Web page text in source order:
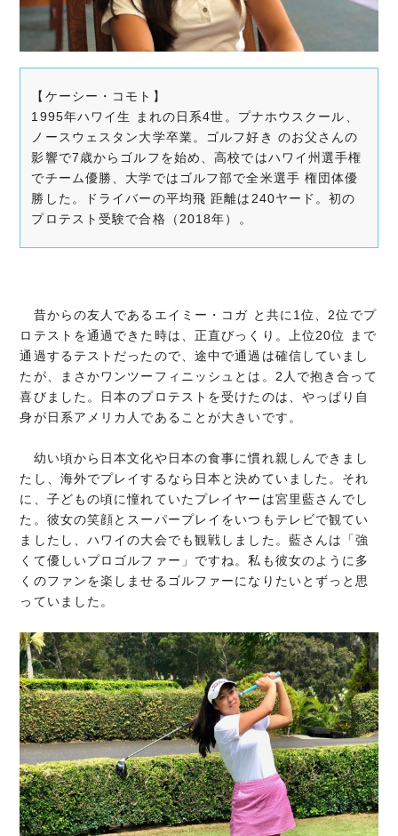
【ケーシー・コモト】
1995年ハワイ生 まれの日系4世。プナホウスクール、
ノースウェスタン大学卒業。ゴルフ好き のお父さんの
影響で7歳からゴルフを始め、高校ではハワイ州選手権
でチーム優勝、大学ではゴルフ部で全米選手 権団体優
勝した。ドライバーの平均飛 距離は240ヤード。初の
プロテスト受験で合格（2018年）。
昔からの友人であるエイミー・コガ と共に1位、2位でプ
ロテストを通過できた時は、正直びっくり。上位20位 まで
通過するテストだったので、途中で通過は確信していまし
たが、まさかワンツーフィニッシュとは。2人で抱き合って
喜びました。日本のプロテストを受けたのは、やっぱり自
身が日系アメリカ人であることが大きいです。
幼い頃から日本文化や日本の食事に慣れ親しんできまし
たし、海外でプレイするなら日本と決めていました。それ
に、子どもの頃に憧れていたプレイヤーは宮里藍さんでし
た。彼女の笑顔とスーパープレイをいつもテレビで観てい
ましたし、ハワイの大会でも観戦しました。藍さんは「強
くて優しいプロゴルファー」ですね。私も彼女のように多
くのファンを楽しませるゴルファーになりたいとずっと思
っていました。